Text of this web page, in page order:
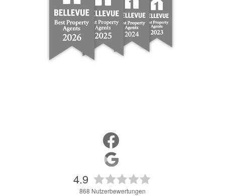
4.9
868 Nutzerbewertungen